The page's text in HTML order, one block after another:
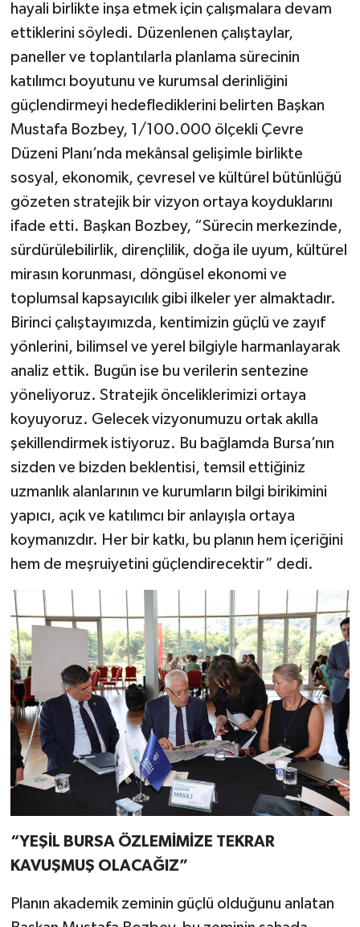
hayali birlikte inşa etmek için çalışmalara devam
ettiklerini söyledi. Düzenlenen çalıştaylar,
paneller ve toplantılarla planlama sürecinin
katılımcı boyutunu ve kurumsal derinliğini
güçlendirmeyi hedeflediklerini belirten Başkan
Mustafa Bozbey, 1/100.000 ölçekli Çevre
Düzeni Planı’nda mekânsal gelişimle birlikte
sosyal, ekonomik, çevresel ve kültürel bütünlüğü
gözeten stratejik bir vizyon ortaya koyduklarını
ifade etti. Başkan Bozbey, “Sürecin merkezinde,
sürdürülebilirlik, dirençlilik, doğa ile uyum, kültürel
mirasın korunması, döngüsel ekonomi ve
toplumsal kapsayıcılık gibi ilkeler yer almaktadır.
Birinci çalıştayımızda, kentimizin güçlü ve zayıf
yönlerini, bilimsel ve yerel bilgiyle harmanlayarak
analiz ettik. Bugün ise bu verilerin sentezine
yöneliyoruz. Stratejik önceliklerimizi ortaya
koyuyoruz. Gelecek vizyonumuzu ortak akılla
şekillendirmek istiyoruz. Bu bağlamda Bursa’nın
sizden ve bizden beklentisi, temsil ettiğiniz
uzmanlık alanlarının ve kurumların bilgi birikimini
yapıcı, açık ve katılımcı bir anlayışla ortaya
koymanızdır. Her bir katkı, bu planın hem içeriğini
hem de meşruiyetini güçlendirecektir” dedi.
“YEŞİL BURSA ÖZLEMİMİZE TEKRAR
KAVUŞMUŞ OLACAĞIZ”
Planın akademik zeminin güçlü olduğunu anlatan